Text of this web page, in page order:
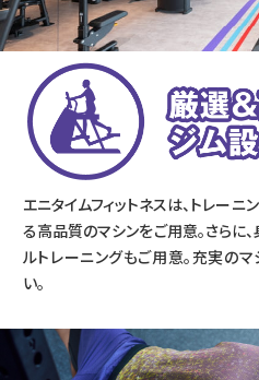
エニタイムフィットネスは、トレー
る高品質のマシンをご用意。さらに
ルトレーニングもご用意。充実の
い。